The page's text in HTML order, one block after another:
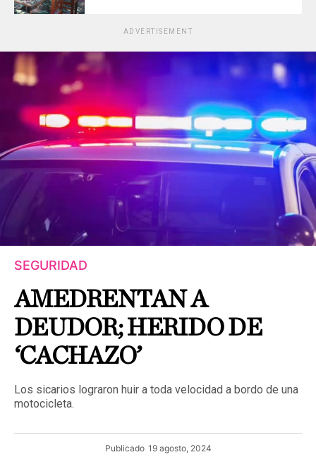
ADVERTISEMENT
SEGURIDAD
AMEDRENTAN A
DEUDOR; HERIDO DE
‘CACHAZO’
Los sicarios lograron huir a toda velocidad a bordo de una
motocicleta.
Publicado 19 agosto, 2024